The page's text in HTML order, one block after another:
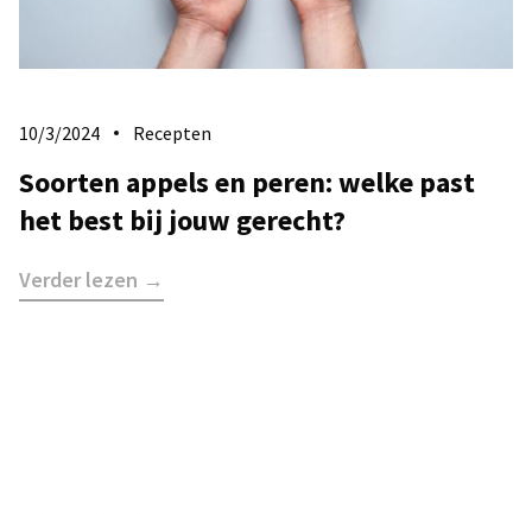
10/3/2024 Recepten
Soorten appels en peren: welke past
het best bij jouw gerecht?
Verder lezen →